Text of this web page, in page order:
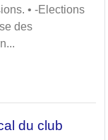
• -Elections
des
du club